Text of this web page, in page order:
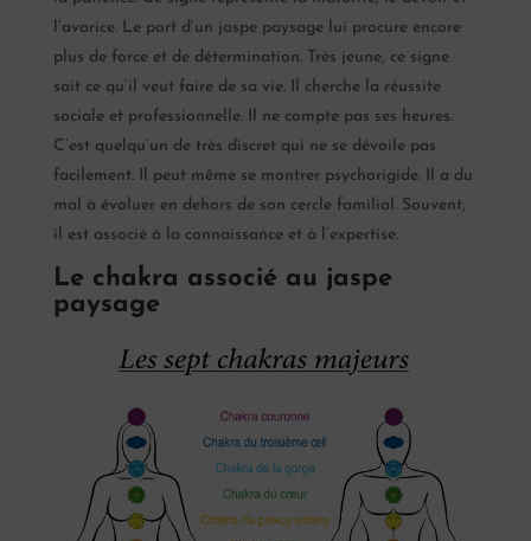
l’avarice. Le port d’un jaspe paysage lui procure encore
plus de force et de détermination. Très jeune, ce signe
sait ce qu’il veut faire de sa vie. Il cherche la réussite
sociale et professionnelle. Il ne compte pas ses heures.
C’est quelqu’un de très discret qui ne se dévoile pas
facilement. Il peut même se montrer psychorigide. Il a du
mal à évoluer en dehors de son cercle familial. Souvent,
il est associé à la connaissance et à l’expertise.
Le chakra associé au jaspe
paysage